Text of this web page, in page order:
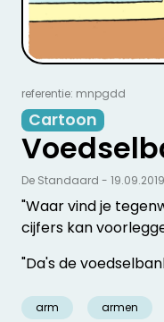
referentie: mnpgdd
Cartoon
"Waar vind je
cijfers kan
"Da's de
arm armen
De Standaard - 19.09.2019